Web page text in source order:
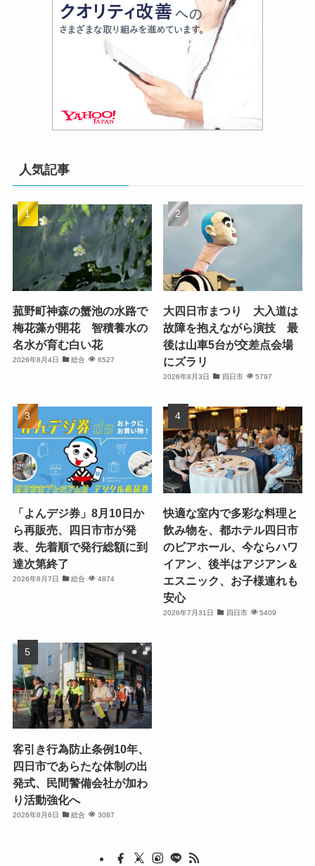
人気記事
菰野町神森の蟹池の水路で
梅花藻が開花 智積養水の
名水が育む白い花
2026年8月4日 総合 6527
大四日市まつり 大入道は
故障を抱えながら演技 最
後は山車5台が交差点会場
にズラリ
2026年8月3日 四日市 5797
「よんデジ券」8月10日か
ら再販売、四日市市が発
表、先着順で発行総額に到
達次第終了
2026年8月7日 総合 4874
快適な室内で多彩な料理と
飲み物を、都ホテル四日市
のビアホール、今ならハワ
イアン、後半はアジアン＆
エスニック、お子様連れも
安心
2026年7月31日 四日市 5409
客引き行為防止条例10年、
四日市であらたな体制の出
発式、民間警備会社が加わ
り活動強化へ
2026年8月6日 総合 3087